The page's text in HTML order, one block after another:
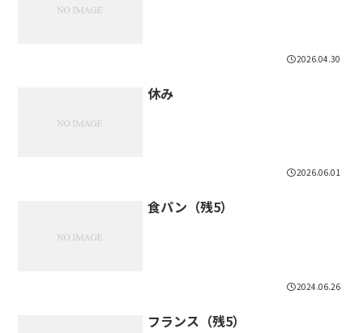
2026.04.30
休み
2026.06.01
食パン（残5）
2024.06.26
フランス（残5）